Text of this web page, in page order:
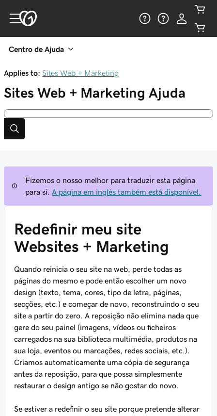
Centro de Ajuda
Applies to: Sites Web + Marketing
Sites Web + Marketing Ajuda
Fizemos o nosso melhor para traduzir esta página
para si.
A página em inglês também está disponível.
Redefinir meu site
Websites + Marketing
Quando reinicia o seu site na web, perde todas as
páginas do mesmo e pode então escolher um novo
design (texto, tema, cores, tipo de letra, páginas,
secções, etc.) e começar de novo, reconstruindo o seu
site a partir do zero. A reposição não elimina nada que
gere do seu painel (imagens, vídeos ou ficheiros
carregados na sua biblioteca multimédia, produtos na
sua loja, eventos ou marcações, redes sociais, etc.).
Criamos automaticamente uma cópia de segurança
antes da reposição, para que possa simplesmente
restaurar o design antigo se não gostar do novo.
Se estiver a redefinir o seu site porque pretende alterar